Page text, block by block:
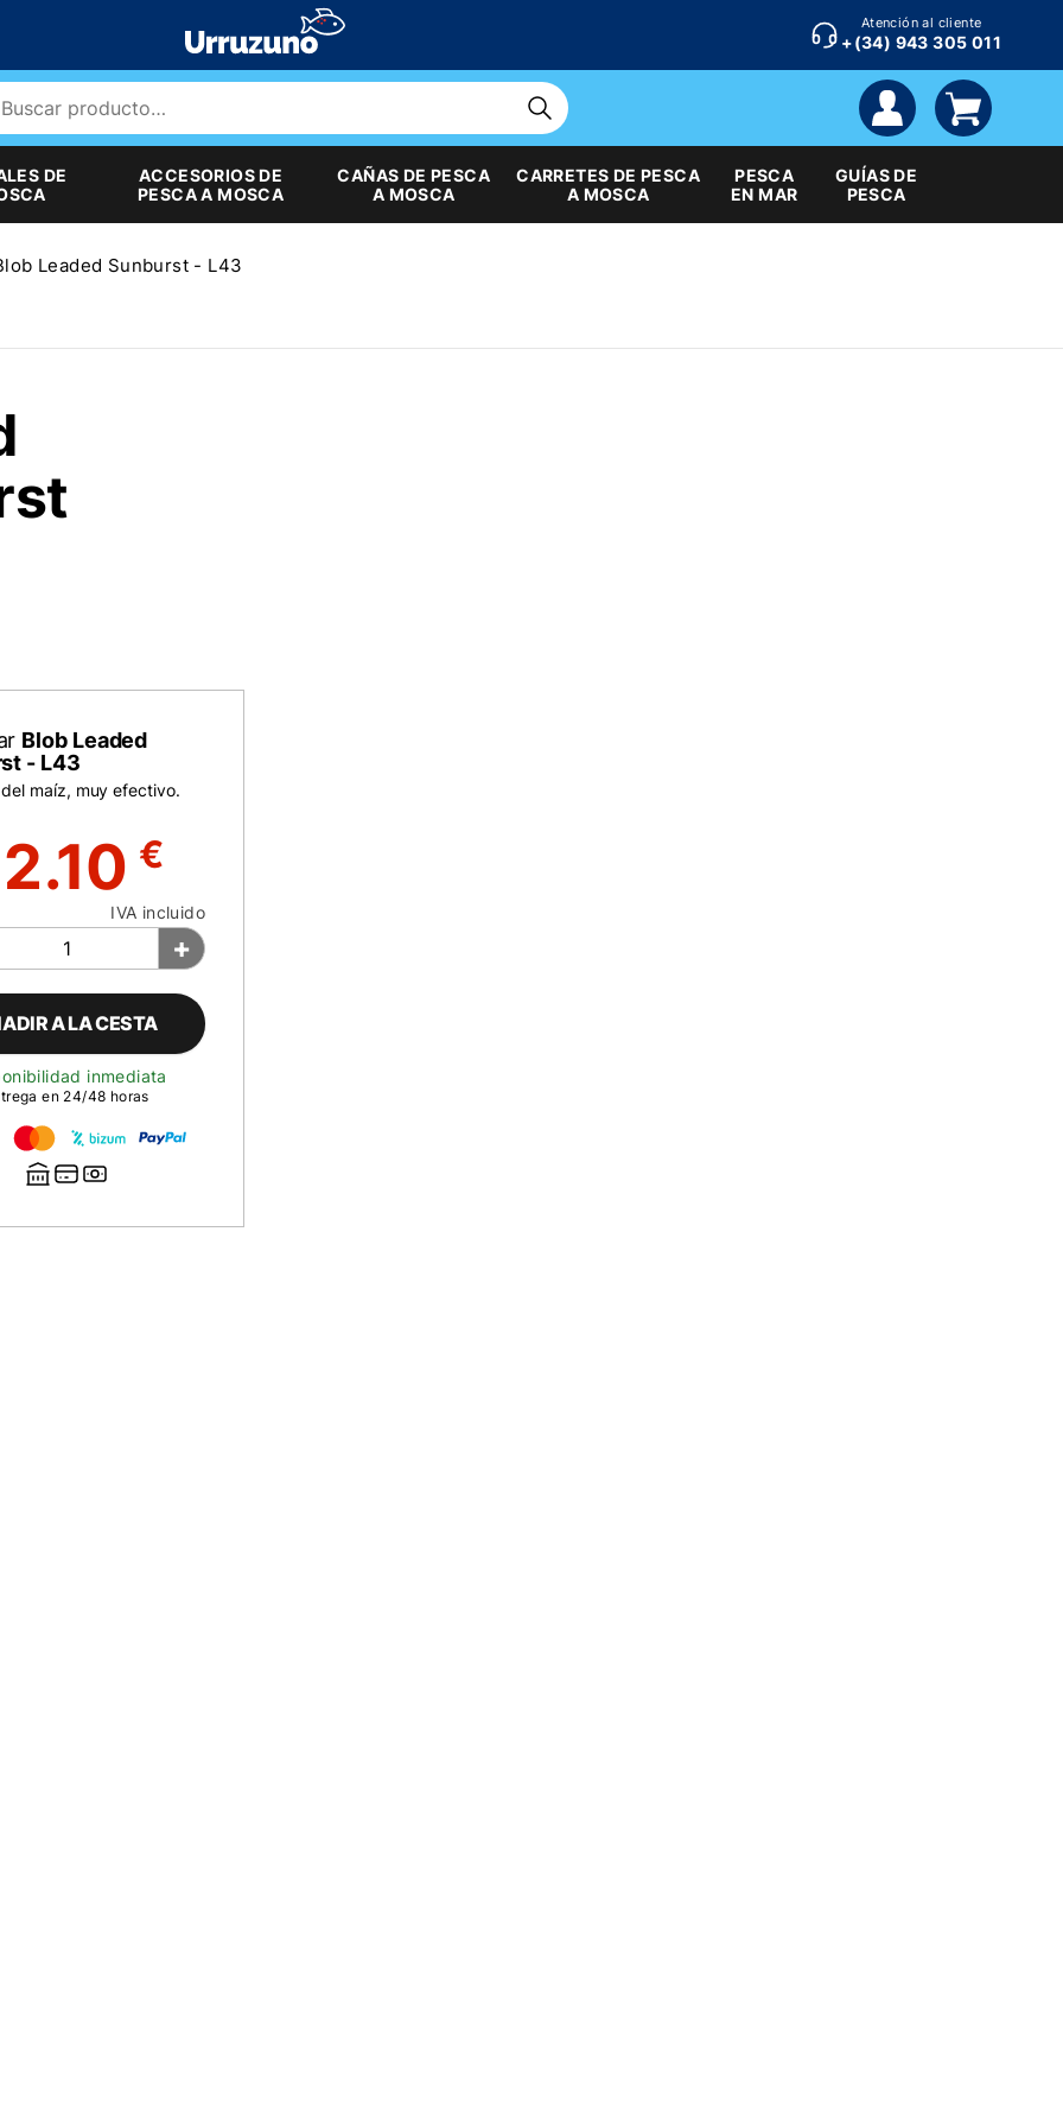
Atención al cliente
+(34) 943 305 011
cuenta carrito
DE
ACCESORIOS DE
PESCA A MOSCA
CAÑAS DE PESCA
A MOSCA
CARRETES DE PESCA
A MOSCA
PESCA
EN MAR
GUÍAS DE
PESCA
Leaded Sunburst - L43
Blob Leaded
- L43
maíz, muy efectivo.
2.10 €
IVA incluido
+
A LA CESTA
inmediata
en 24/48 horas